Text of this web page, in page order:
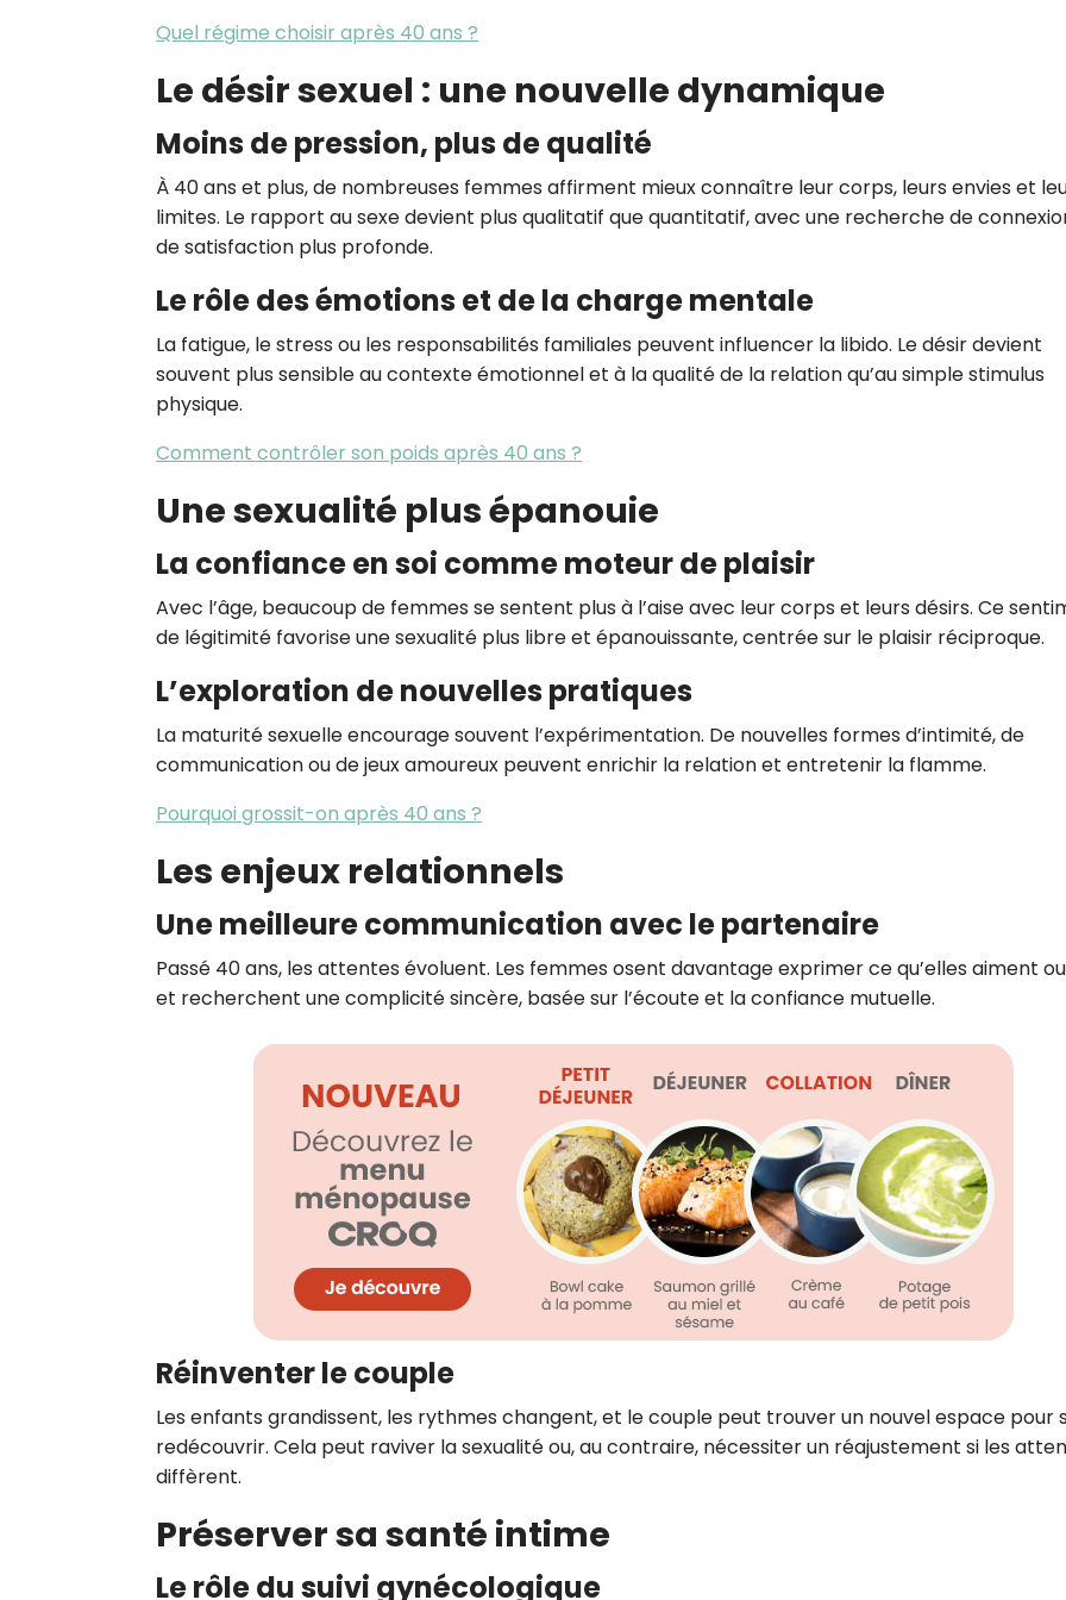
Quel régime choisir après 40 ans ?
Le désir sexuel : une nouvelle dynamique
Moins de pression, plus de qualité
À 40 ans et plus, de nombreuses femmes affirment mieux connaître leur corps, leurs envies et
limites. Le rapport au sexe devient plus qualitatif que quantitatif, avec une recherche de
de satisfaction plus profonde.
Le rôle des émotions et de la charge mentale
La fatigue, le stress ou les responsabilités familiales peuvent influencer la libido. Le désir devient
souvent plus sensible au contexte émotionnel et à la qualité de la relation qu’au simple stimulus
physique.
Comment contrôler son poids après 40 ans ?
Une sexualité plus épanouie
La confiance en soi comme moteur de plaisir
Avec l’âge, beaucoup de femmes se sentent plus à l’aise avec leur corps et leurs désirs. Ce
de légitimité favorise une sexualité plus libre et épanouissante, centrée sur le plaisir réciproque.
L’exploration de nouvelles pratiques
La maturité sexuelle encourage souvent l’expérimentation. De nouvelles formes d’intimité, de
communication ou de jeux amoureux peuvent enrichir la relation et entretenir la flamme.
Pourquoi grossit-on après 40 ans ?
Les enjeux relationnels
Une meilleure communication avec le partenaire
Passé 40 ans, les attentes évoluent. Les femmes osent davantage exprimer ce qu’elles aiment
et recherchent une complicité sincère, basée sur l’écoute et la confiance mutuelle.
Réinventer le couple
Les enfants grandissent, les rythmes changent, et le couple peut trouver un nouvel espace pour
redécouvrir. Cela peut raviver la sexualité ou, au contraire, nécessiter un réajustement si les
diffèrent.
Préserver sa santé intime
Le rôle du suivi gynécologique